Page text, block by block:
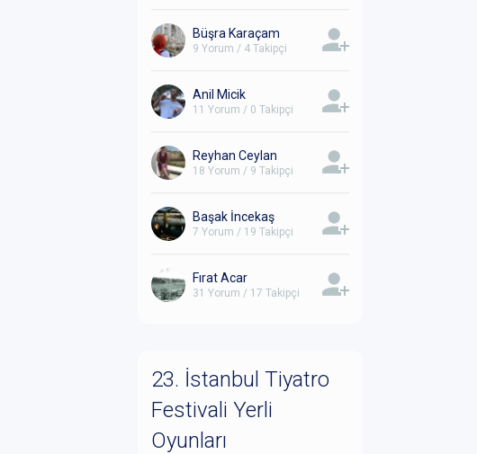
Büşra Karaçam
9 Yorum / 4 Takipçi
Anil Micik
11 Yorum / 0 Takipçi
Reyhan Ceylan
18 Yorum / 9 Takipçi
Başak İncekaş
7 Yorum / 19 Takipçi
Fırat Acar
31 Yorum / 17 Takipçi
23. İstanbul Tiyatro
Festivali Yerli
Oyunları